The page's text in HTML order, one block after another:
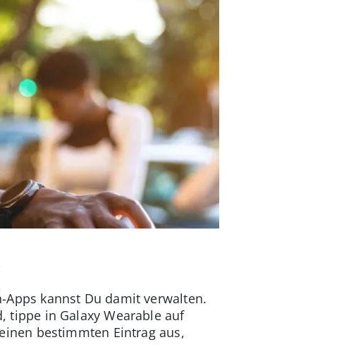
Apps kannst Du damit verwalten.
tippe in Galaxy Wearable auf
bestimmten Eintrag aus,